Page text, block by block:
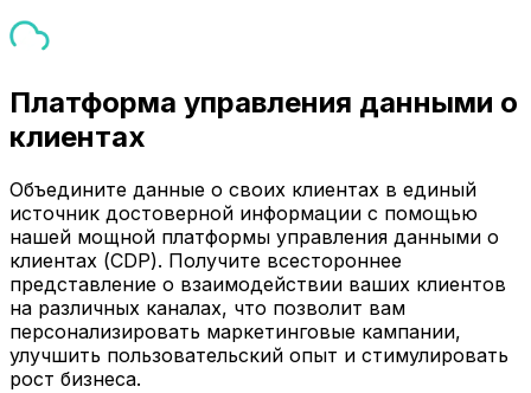
Платформа управления данными о
клиентах
Объедините данные о своих клиентах в единый
источник достоверной информации с помощью
нашей мощной платформы управления данными о
клиентах (CDP). Получите всестороннее
представление о взаимодействии ваших клиентов
на различных каналах, что позволит вам
персонализировать маркетинговые кампании,
улучшить пользовательский опыт и стимулировать
рост бизнеса.